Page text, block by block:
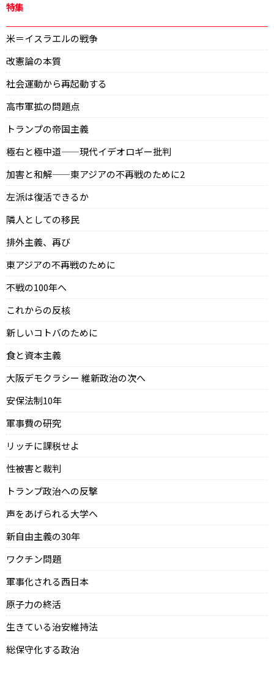
特集
米＝イスラエルの戦争
改憲論の本質
社会運動から再起動する
高市軍拡の問題点
トランプの帝国主義
極右と極中道——現代イデオロギー批判
加害と和解——東アジアの不再戦のために2
左派は復活できるか
隣人としての移民
排外主義、再び
東アジアの不再戦のために
不戦の100年へ
これからの反核
新しいコトバのために
食と資本主義
大阪デモクラシー 維新政治の次へ
安保法制10年
軍事費の研究
リッチに課税せよ
性被害と裁判
トランプ政治への反撃
声をあげられる大学へ
新自由主義の30年
ワクチン問題
軍事化される西日本
原子力の終活
生きている治安維持法
総保守化する政治